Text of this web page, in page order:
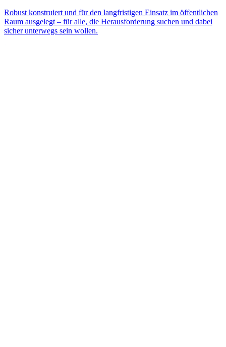
Robust konstruiert und für den langfristigen Einsatz im öffentlichen
Raum ausgelegt – für alle, die Herausforderung suchen und dabei
sicher unterwegs sein wollen.